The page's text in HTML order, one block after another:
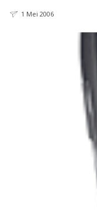
1 Mei 2006